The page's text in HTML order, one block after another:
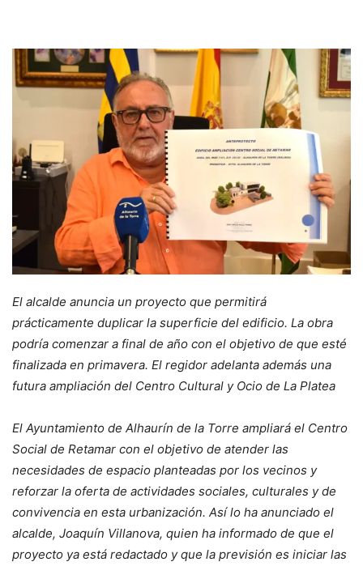
El alcalde anuncia un proyecto que permitirá
prácticamente duplicar la superficie del edificio. La obra
podría comenzar a final de año con el objetivo de que esté
finalizada en primavera. El regidor adelanta además una
futura ampliación del Centro Cultural y Ocio de La Platea
El Ayuntamiento de Alhaurín de la Torre ampliará el Centro
Social de Retamar con el objetivo de atender las
necesidades de espacio planteadas por los vecinos y
reforzar la oferta de actividades sociales, culturales y de
convivencia en esta urbanización. Así lo ha anunciado el
alcalde, Joaquín Villanova, quien ha informado de que el
proyecto ya está redactado y que la previsión es iniciar las